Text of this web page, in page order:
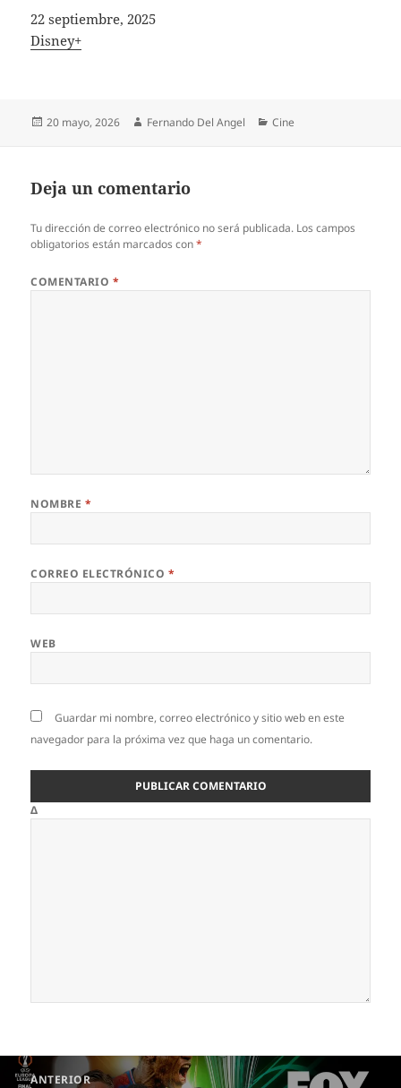
Fecha
22 septiembre, 2025
In relation to
Disney+
Publicado
20 mayo, 2026 Autor
Fernando Del Angel Categorías
Cine
Deja un comentario
Tu dirección de correo electrónico no será publicada. Los campos
obligatorios están marcados con*
COMENTARIO *
NOMBRE *
CORREO ELECTRÓNICO *
WEB
Guardar mi nombre, correo electrónico y sitio web en este
navegador para la próxima vez que haga un comentario.
Δ
Navegación
ANTERIOR